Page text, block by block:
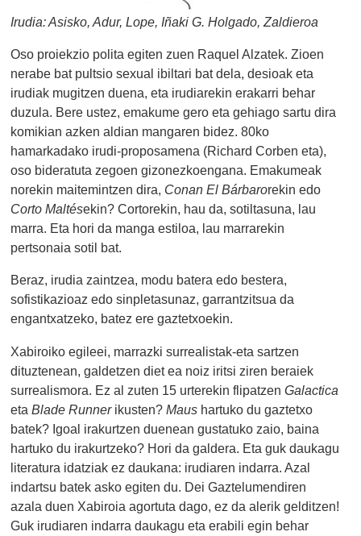
Irudia: Asisko, Adur, Lope, Iñaki G. Holgado, Zaldieroa
Oso proiekzio polita egiten zuen Raquel Alzatek. Zioen
nerabe bat pultsio sexual ibiltari bat dela, desioak eta
irudiak mugitzen duena, eta irudiarekin erakarri behar
duzula. Bere ustez, emakume gero eta gehiago sartu dira
komikian azken aldian mangaren bidez. 80ko
hamarkadako irudi-proposamena (Richard Corben eta),
oso bideratuta zegoen gizonezkoengana. Emakumeak
norekin maitemintzen dira, Conan El Bárbarorekin edo
Corto Maltésekin? Cortorekin, hau da, sotiltasuna, lau
marra. Eta hori da manga estiloa, lau marrarekin
pertsonaia sotil bat.
Beraz, irudia zaintzea, modu batera edo bestera,
sofistikazioaz edo sinpletasunaz, garrantzitsua da
engantxatzeko, batez ere gaztetxoekin.
Xabiroiko egileei, marrazki surrealistak-eta sartzen
dituztenean, galdetzen diet ea noiz iritsi ziren beraiek
surrealismora. Ez al zuten 15 urterekin flipatzenGalactica
eta Blade Runnerikusten? Maus hartuko du gaztetxo
batek? Igoal irakurtzen duenean gustatuko zaio, baina
hartuko du irakurtzeko? Hori da galdera. Eta guk daukagu
literatura idatziak ez daukana: irudiaren indarra. Azal
indartsu batek asko egiten du. Dei Gaztelumendiren
azala duen Xabiroia agortuta dago, ez da alerik gelditzen!
Guk irudiaren indarra daukagu eta erabili egin behar